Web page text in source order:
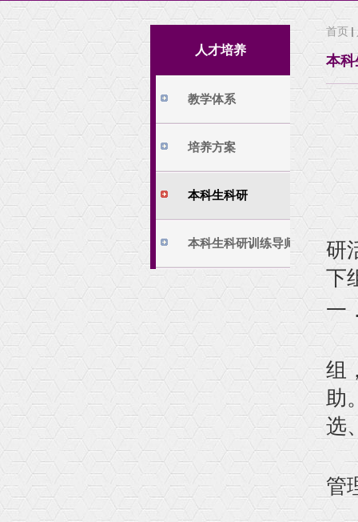
培养理念
机构设置
教学体系
培养方案
本科生科研
本科生科研训练
人才培养
教学体系
培养方案
本科生科研
本科生科研训练导师
首页
本科
研
下
一
1
组
助
选
2
管